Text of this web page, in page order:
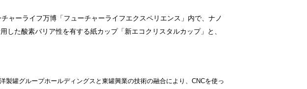
ャーライフ万博「フューチャーライフエクスペリエンス」内で、ナノ
た酸素バリア性を有する紙カップ「新エコクリスタルカップ」と、
罐グループホールディングスと東罐興業の技術の融合により、CNCを使っ